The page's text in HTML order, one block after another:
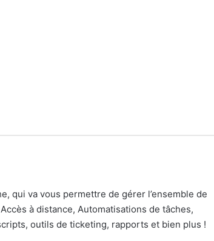
qui va vous permettre de gérer l’ensemble de
à distance, Automatisations de tâches,
outils de ticketing, rapports et bien plus !